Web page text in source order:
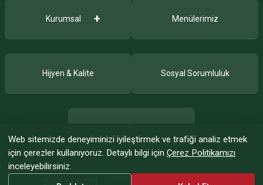
Kurumsal + Menülerimiz
Hijyen & Kalite Sosyal Sorumluluk
BİZE ULAŞIN
Çerez tercihi
Web sitemizde deneyiminizi iyileştirmek ve trafiği analiz etmek
için çerezler kullanıyoruz. Detaylı bilgi için Çerez Politikamızı
inceleyebilirsiniz.